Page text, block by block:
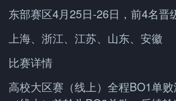
东部赛区4月25日-26日，前4名晋
上海、浙江、江苏、山东、安徽
比赛详情
高校大区赛（线上）全程BO1单